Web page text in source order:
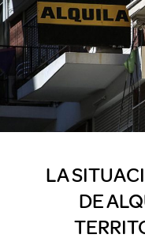
LA
DE